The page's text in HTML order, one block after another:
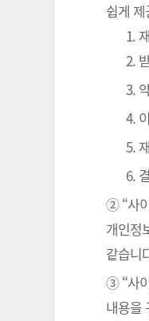
쉽게
1.
2.
3.
4.
5.
6.
② “사
개인정
같습니
③ “사
내용을